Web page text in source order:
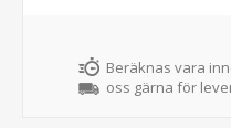
Beräknas vara
oss gärna för